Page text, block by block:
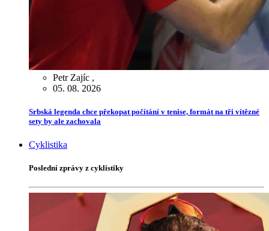
Petr Zajíc ,
05. 08. 2026
Srbská legenda chce překopat počítání v tenise, formát na tři vítězné
sety by ale zachovala
Cyklistika
Poslední zprávy z cyklistiky